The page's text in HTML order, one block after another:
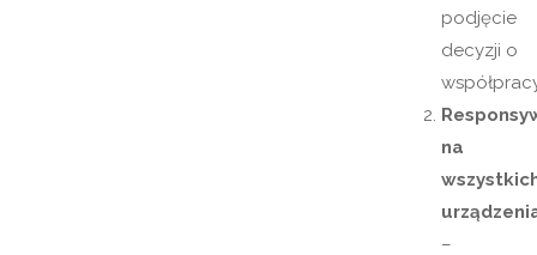
podjęcie
decyzji o
na
–